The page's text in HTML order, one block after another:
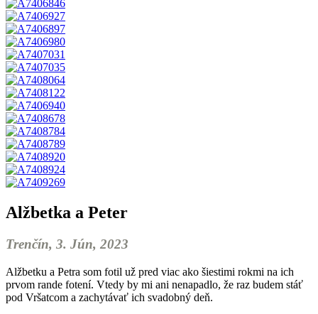
Alžbetka a Peter
Trenčín, 3. Jún, 2023
Alžbetku a Petra som fotil už pred viac ako šiestimi rokmi na ich
prvom rande fotení. Vtedy by mi ani nenapadlo, že raz budem stáť
pod Vršatcom a zachytávať ich svadobný deň.